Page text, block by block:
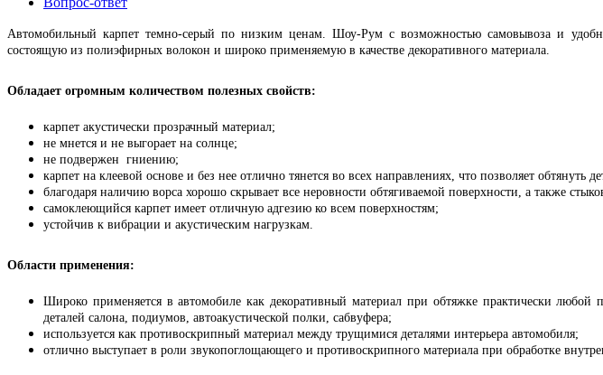
Автомобильный карпет темно-серый по низким ценам. Шоу-Рум с возможностью самовывоза и
состоящую из полиэфирных волокон и широко применяемую в качестве декоративного материала.
Обладает огромным количеством полезных свойств:
карпет акустически прозрачный материал;
не мнется и не выгорает на солнце;
не подвержен гниению;
карпет на клеевой основе и без нее отлично тянется во всех направлениях, что позволяет обтянуть
благодаря наличию ворса хорошо скрывает все неровности обтягиваемой поверхности, а также
самоклеющийся карпет имеет отличную адгезию ко всем поверхностям;
устойчив к вибрации и акустическим нагрузкам.
Области применения:
Широко применяется в автомобиле как декоративный материал при обтяжке практически
деталей салона, подиумов, автоакустической полки, сабвуфера;
используется как противоскрипный материал между трущимися деталями интерьера автомобиля;
отлично выступает в роли звукопоглощающего и противоскрипного материала при обработке